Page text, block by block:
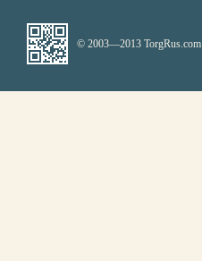
© 2003—2013 TorgRus.com